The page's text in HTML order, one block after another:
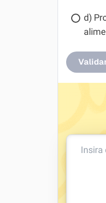
d)
Insira